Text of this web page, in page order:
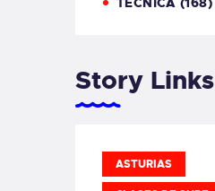
Story Links
ASTURIAS